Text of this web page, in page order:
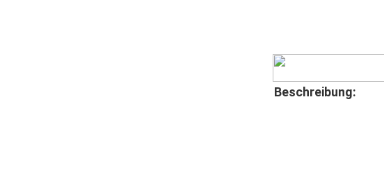
Beschreibung: